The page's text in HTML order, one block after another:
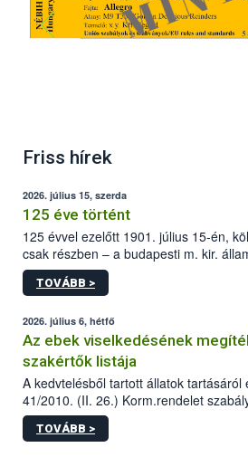
Friss hírek
2026. július 15, szerda
125 éve történt
125 évvel ezelőtt 1901. július 15-én,
csak részben – a budapesti m. kir.
állomás a Kis Rókus utca 15. szám
tervezett új épületébe.
TOVÁBB >
2026. július 6, hétfő
Az ebek viselkedésének
szakértők listája
A kedvtelésből tartott állatok tartásáról
41/2010. (II. 26.) Korm.rendelet
sérülés, illetve ennek veszélye
hatósági feladatokat, valamint a
TOVÁBB >